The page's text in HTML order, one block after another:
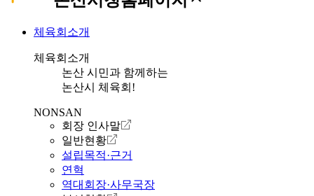
체육회소개
체육회소개
논산 시민과 함께하는
논산시 체육회!
NONSAN
회장 인사말
일반현황
설립목적·근거
연혁
역대회장·사무국장